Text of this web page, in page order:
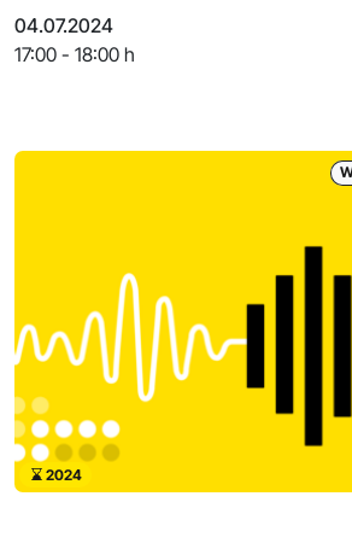
Manage
04.07.2024
17:00 - 18:00 h
2024